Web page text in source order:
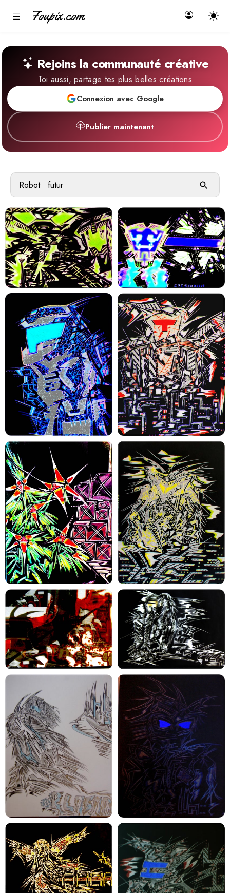
Foupix.com
Rejoins la communauté créative
Toi aussi, partage tes plus belles créations
Connexion avec Google
Publier maintenant